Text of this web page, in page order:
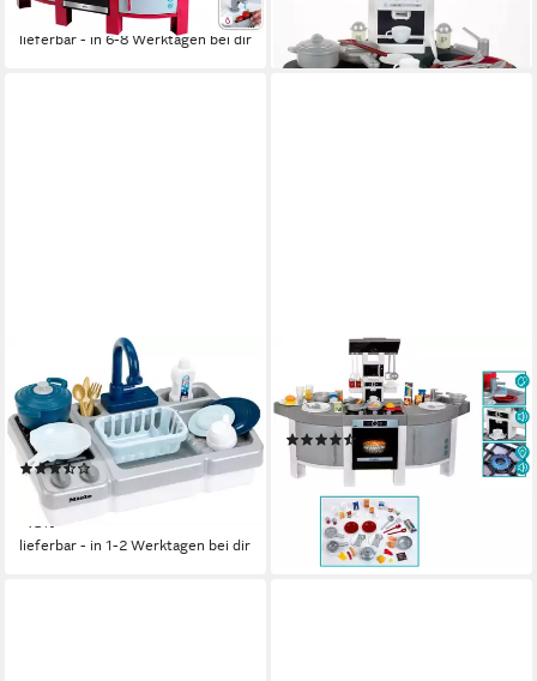
-27%
lieferbar - in 6-8 Werktagen bei dir lieferbar - in 4-5 Werktagen bei dir
Spielküche Miele - Spüle mit
Wasserfunktion und Kochfeld
Kunststoff, Made in Germany
(5)
28,88 € UVP 33,99 €
-15%
lieferbar - in 1-2 Werktagen bei dir
Spielküche Bosch Küche
JUMBO, Made in Germany
(32)
ab 115,90 € UVP144,99 €
-20%
lieferbar - in 6-8 Werktagen bei dir